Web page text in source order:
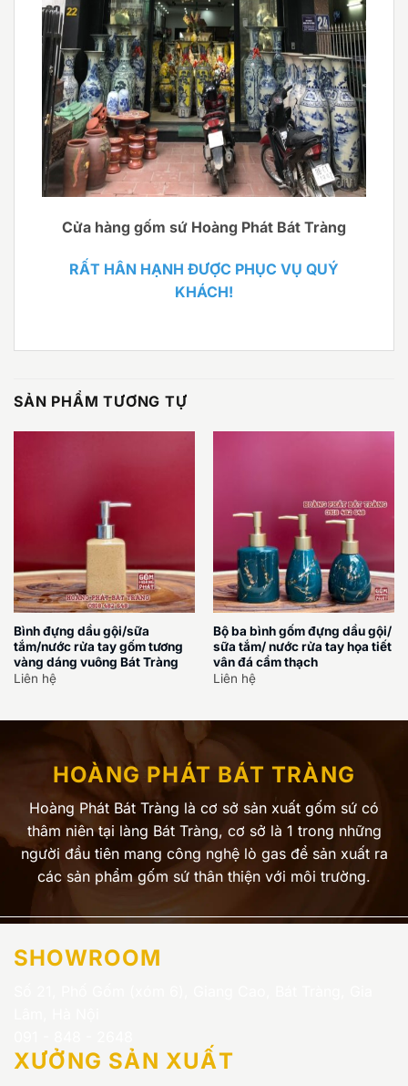
Cửa hàng gốm sứ Hoàng Phát Bát Tràng
RẤT HÂN HẠNH ĐƯỢC PHỤC VỤ QUÝ
KHÁCH!
SẢN PHẨM TƯƠNG TỰ
Bình đựng dầu gội/sữa
tắm/nước rửa tay gốm tương
vàng dáng vuông Bát Tràng
Liên hệ
Bộ ba bình gốm đựng dầu gội/
sữa tắm/ nước rửa tay họa tiết
vân đá cẩm thạch
Liên hệ
HOÀNG PHÁT BÁT TRÀNG
Hoàng Phát Bát Tràng là cơ sở sản xuất gốm sứ có
thâm niên tại làng Bát Tràng, cơ sở là 1 trong những
người đầu tiên mang công nghệ lò gas để sản xuất ra
các sản phẩm gốm sứ thân thiện với môi trường.
SHOWROOM
XƯỞNG SẢN XUẤT